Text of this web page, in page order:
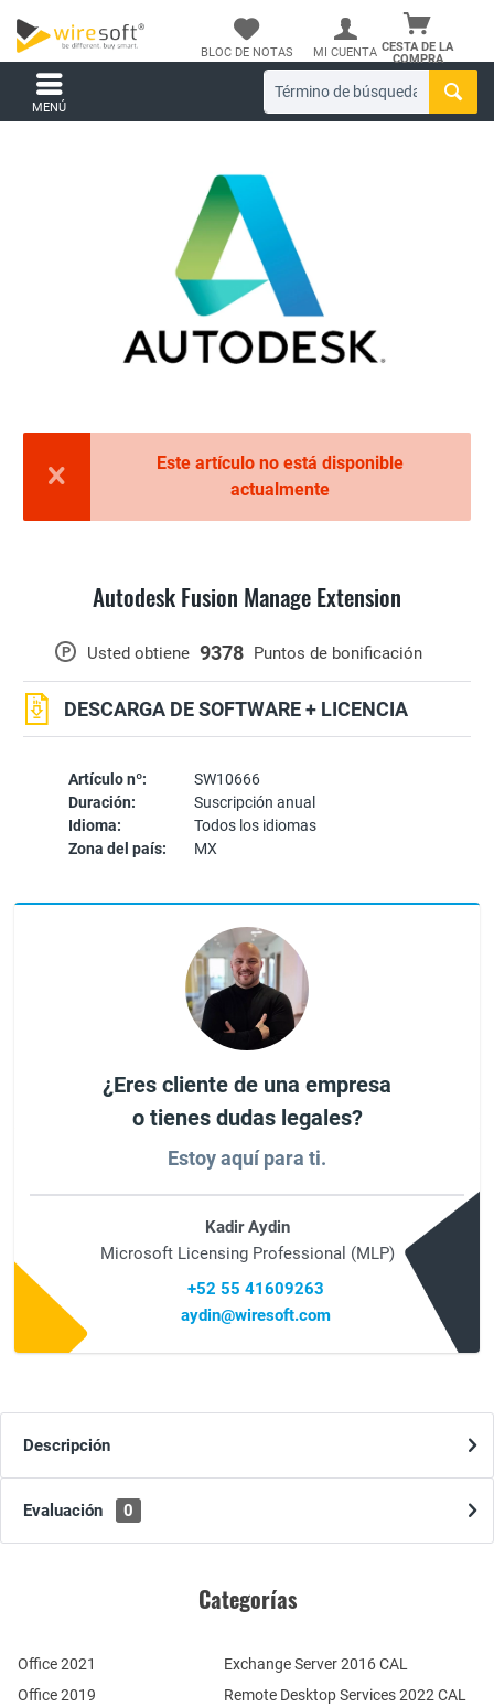
CESTA DE LA
COMPRA
BLOC DE NOTAS MI CUENTA
MENÚ
Este artículo no está disponible
actualmente
Autodesk Fusion Manage Extension
Artículo nº:
SW10666
Duración:
Suscripción anual
Idioma:
Todos los idiomas
Zona del país:
MX
P Usted obtiene 9378 Puntos de bonificación
DESCARGA DE SOFTWARE + LICENCIA
¿Eres cliente de una empresa
o tienes dudas legales?
Estoy aquí para ti.
Kadir Aydin
Microsoft Licensing Professional (MLP)
+52 55 41609263
aydin@wiresoft.com
Descripción
Evaluación 0
Categorías
Office 2021
Office 2019
Remote Desktop Services 2022 CAL
Exchange Server 2016 CAL